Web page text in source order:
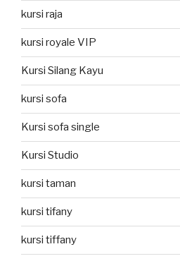
kursi raja
kursi royale VIP
Kursi Silang Kayu
kursi sofa
Kursi sofa single
Kursi Studio
kursi taman
kursi tifany
kursi tiffany